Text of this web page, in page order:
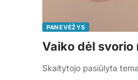
PANEVĖŽYS
Vaiko dėl svorio
Skaitytojo pasiūlyta